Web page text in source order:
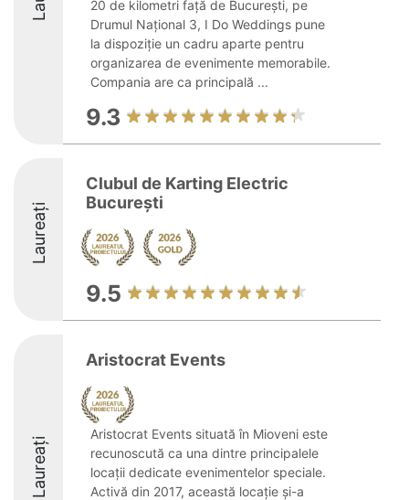
20 de kilometri față de București, pe
Drumul Național 3, I Do Weddings pune
la dispoziție un cadru aparte pentru
organizarea de evenimente memorabile.
Compania are ca principală ...
9.3
Laureați
Clubul de Karting Electric
București
9.5
Laureați
Aristocrat Events
Aristocrat Events situată în Mioveni este
recunoscută ca una dintre principalele
locații dedicate evenimentelor speciale.
Activă din 2017, această locație și-a